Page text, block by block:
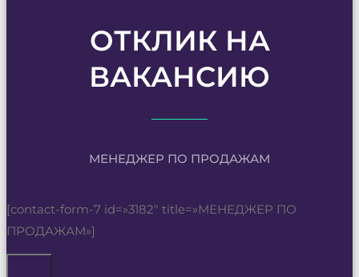
ОТКЛИК НА
ВАКАНСИЮ
МЕНЕДЖЕР ПО ПРОДАЖАМ
[contact-form-7 id=»3182″ title=»МЕНЕДЖЕР ПО
ПРОДАЖАМ»]